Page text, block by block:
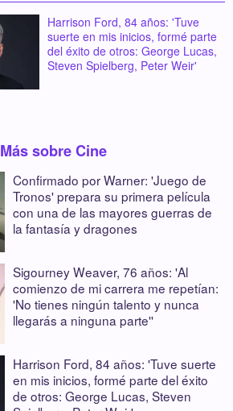
Harrison Ford, 84 años: 'Tuve
suerte en mis inicios, formé parte
del éxito de otros: George Lucas,
Steven Spielberg, Peter Weir'
Más sobre Cine
Confirmado por Warner: 'Juego de
Tronos' prepara su primera película
con una de las mayores guerras de
la fantasía y dragones
Sigourney Weaver, 76 años: 'Al
comienzo de mi carrera me repetían:
'No tienes ningún talento y nunca
llegarás a ninguna parte''
Harrison Ford, 84 años: 'Tuve suerte
en mis inicios, formé parte del éxito
de otros: George Lucas, Steven